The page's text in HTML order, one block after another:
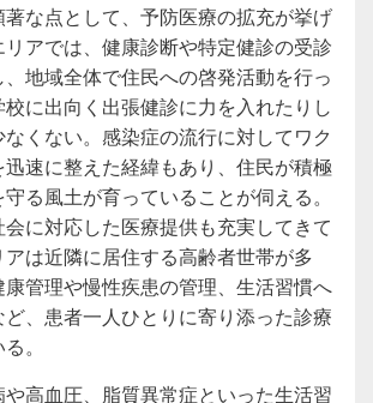
著な点として、予防医療の拡充が挙げ
アでは、健康診断や特定健診の受診
地域全体で住民への啓発活動を行っ
に出向く出張健診に力を入れたりし
くない。感染症の流行に対してワク
速に整えた経緯もあり、住民が積極
る風土が育っていることが伺える。
会に対応した医療提供も充実してきて
は近隣に居住する高齢者世帯が多
康管理や慢性疾患の管理、生活習慣へ
、患者一人ひとりに寄り添った診療
。
高血圧、脂質異常症といった生活習